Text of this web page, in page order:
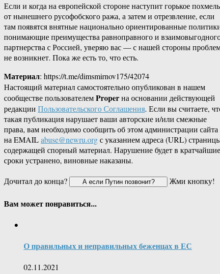
Если и когда на европейской стороне наступит горькое
от нынешнего русофобского ража, а затем и отрезвление, если
там появятся внятные национально ориентированные
понимающие преимущества равноправного и
партнерства с Россией, уверяю вас — с нашей стороны
не возникнет. Пока же есть то, что есть.
Материал: https://t.me/dimsmirnov175/42074
Настоящий материал самостоятельно опубликован в нашем
сообществе пользователемProperна основании действующей
редакции Пользовательского Соглашения. Если вы считаете,
такая публикация нарушает ваши авторские и/или смежные
права, вам необходимо сообщить об этом администрации сайта
на EMAILabuse@newru.orgс указанием адреса (URL)
содержащей спорный материал. Нарушение будет в кратчайшие
сроки устранено, виновные наказаны.
Дочитал до конца?
Жми кнопку!
Вам может понравиться...
О правильных и неправильных беженцах в ЕС
02.11.2021